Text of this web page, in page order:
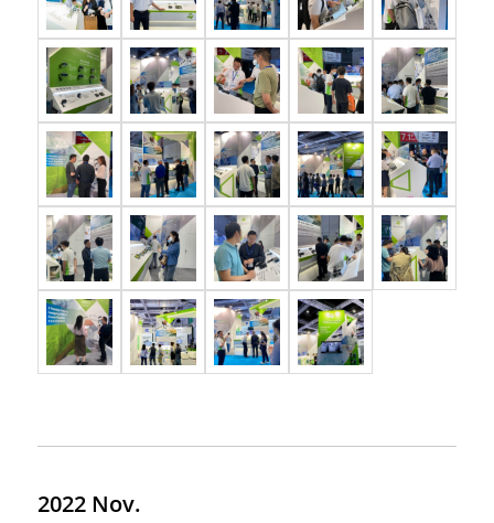
2022 Nov.